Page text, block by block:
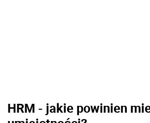
HRM - jakie powinien